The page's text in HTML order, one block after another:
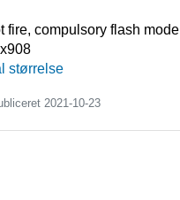
fire, compulsory flash mode
størrelse
2021-10-23